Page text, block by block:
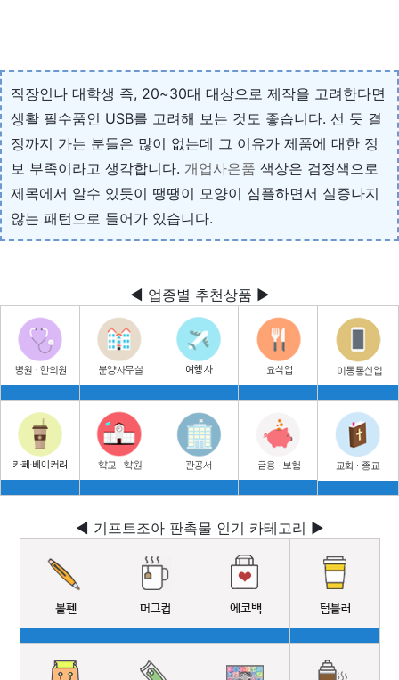
직장인나 대학생 즉, 20~30대 대상으로 제작을 고려한다면
생활 필수품인 USB를 고려해 보는 것도 좋습니다. 선 듯 결
정까지 가는 분들은 많이 없는데 그 이유가 제품에 대한 정
보 부족이라고 생각합니다. 개업사은품 색상은 검정색으로
제목에서 알수 있듯이 땡땡이 모양이 심플하면서 실증나지
않는 패턴으로 들어가 있습니다.
◀ 업종별 추천상품 ▶
◀ 기프트조아 판촉물 인기 카테고리 ▶